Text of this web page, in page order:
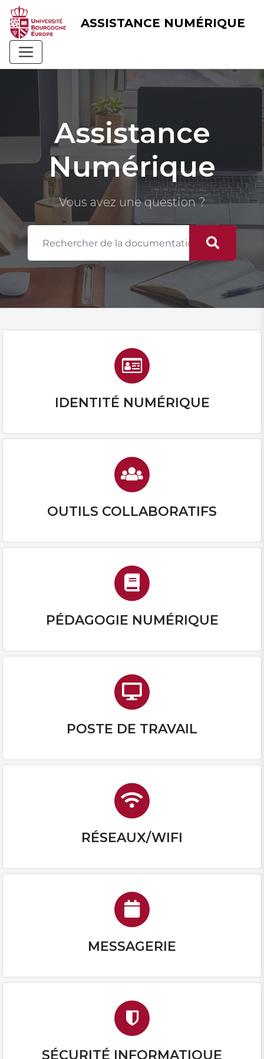
Skip
content
ASSISTANCE NUMÉRIQUE
Assistance
Numérique
Vous avez une question ?
IDENTITÉ NUMÉRIQUE
OUTILS COLLABORATIFS
PÉDAGOGIE NUMÉRIQUE
POSTE DE TRAVAIL
RÉSEAUX/WIFI
MESSAGERIE
SÉCURITÉ INFORMATIQUE